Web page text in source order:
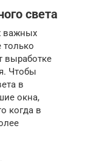
света
важных
выработке
Чтобы
в
окна,
когда в